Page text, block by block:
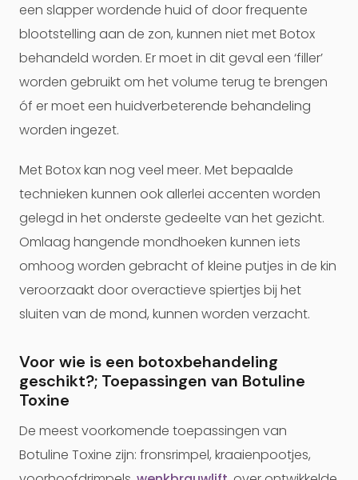
een slapper wordende huid of door frequente
blootstelling aan de zon, kunnen niet met Botox
behandeld worden. Er moet in dit geval een ‘filler’
worden gebruikt om het volume terug te brengen
óf er moet een huidverbeterende behandeling
worden ingezet.
Met Botox kan nog veel meer. Met bepaalde
technieken kunnen ook allerlei accenten worden
gelegd in het onderste gedeelte van het gezicht.
Omlaag hangende mondhoeken kunnen iets
omhoog worden gebracht of kleine putjes in de kin
veroorzaakt door overactieve spiertjes bij het
sluiten van de mond, kunnen worden verzacht.
Voor wie is een botoxbehandeling
geschikt?; Toepassingen van Botuline
Toxine
De meest voorkomende toepassingen van
Botuline Toxine zijn: fronsrimpel, kraaienpootjes,